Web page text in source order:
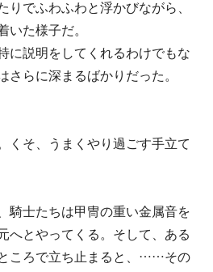
りでふわふわと浮かびながら、
いた様子だ。
に説明をしてくれるわけでもな
さらに深まるばかりだった。
くそ、うまくやり過ごす手立て
騎士たちは甲冑の重い金属音を
へとやってくる。そして、ある
ころで立ち止まると、……その